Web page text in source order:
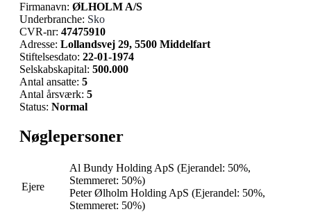
Firmanavn: ØLHOLM A/S
Underbranche: Sko
CVR-nr: 47475910
Adresse: Lollandsvej 29, 5500 Middelfart
Stiftelsesdato: 22-01-1974
Selskabskapital: 500.000
Antal ansatte: 5
Antal årsværk: 5
Status: Normal
Nøglepersoner
Ejere
Al Bundy Holding ApS (Ejerandel: 50%,
Stemmeret: 50%)
Peter Ølholm Holding ApS (Ejerandel: 50%,
Stemmeret: 50%)